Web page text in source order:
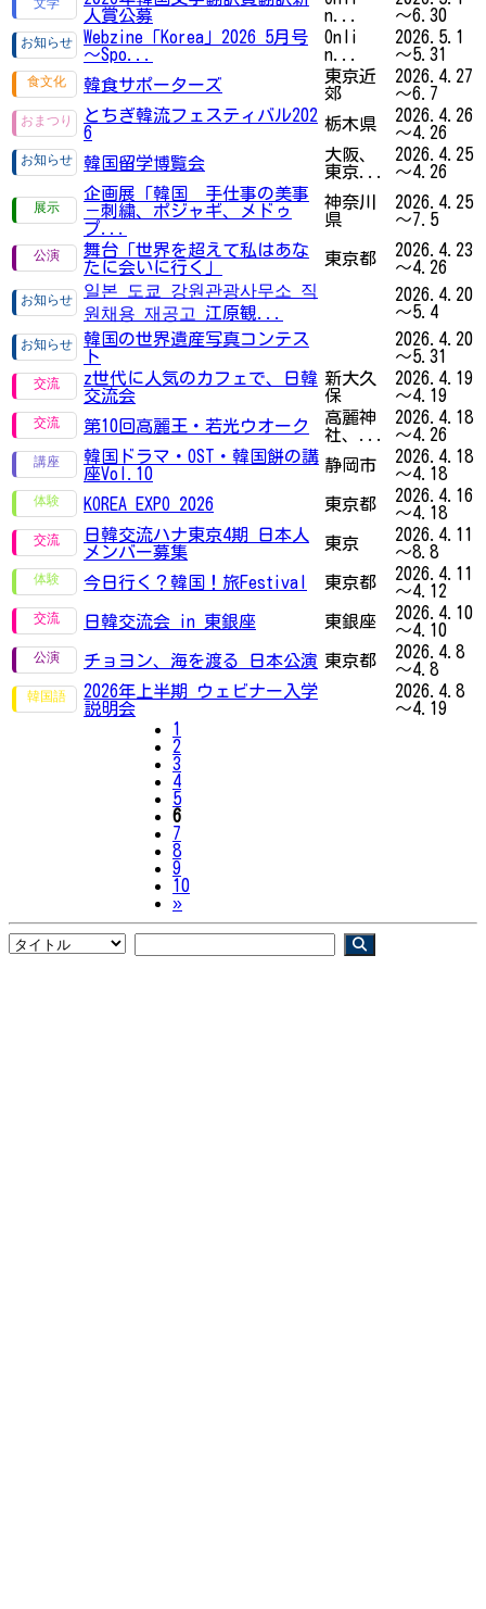
人賞公募
n...
～6.30
Webzine「Korea」2026 5月号
～Spo...
Onli
n...
2026.5.1
～5.31
韓食サポーターズ
東京近
郊
2026.4.27
～6.7
とちぎ韓流フェスティバル202
6
栃木県
2026.4.26
～4.26
韓国留学博覧会
大阪、
東京...
2026.4.25
～4.26
企画展「韓国 手仕事の美事
－刺繍、ポジャギ、メドゥ
プ...
神奈川
県
2026.4.25
～7.5
舞台「世界を超えて私はあな
たに会いに行く」
東京都
2026.4.23
～4.26
일본 도쿄 강원관광사무소 직
원채용 재공고 江原観...
2026.4.20
～5.4
韓国の世界遺産写真コンテス
ト
2026.4.20
～5.31
z世代に人気のカフェで、日韓
交流会
新大久
保
2026.4.19
～4.19
第10回高麗王・若光ウオーク
高麗神
社、...
2026.4.18
～4.26
韓国ドラマ・OST・韓国餅の講
座Vol.10
静岡市
2026.4.18
～4.18
KOREA EXPO 2026
東京都
2026.4.16
～4.18
日韓交流ハナ東京4期 日本人
メンバー募集
東京
2026.4.11
～8.8
今日行く？韓国！旅Festival
東京都
2026.4.11
～4.12
日韓交流会 in 東銀座
東銀座
2026.4.10
～4.10
チョヨン、海を渡る 日本公演 東京都
2026.4.8
～4.8
2026年上半期 ウェビナー入学
説明会
2026.4.8
～4.19
1
2
3
4
5
6
7
8
9
10
»Next